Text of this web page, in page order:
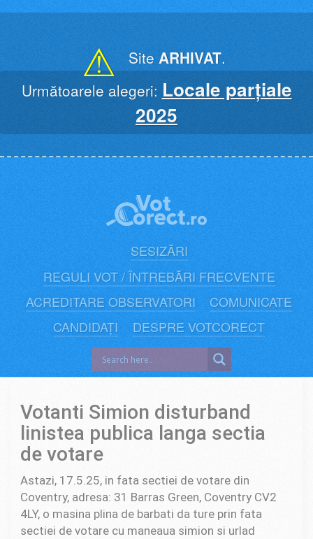
⚠ Site ARHIVAT.
Următoarele alegeri: Locale parțiale
2025
SESIZĂRI
REGULI VOT / ÎNTREBĂRI FRECVENTE
ACREDITARE OBSERVATORI
COMUNICATE
CANDIDAȚI
DESPRE VOTCORECT
Votanti Simion disturband
linistea publica langa sectia
de votare
Astazi, 17.5.25, in fata sectiei de votare din
Coventry, adresa: 31 Barras Green, Coventry CV2
4LY, o masina plina de barbati da ture prin fata
sectiei de votare cu maneaua simion si urlad